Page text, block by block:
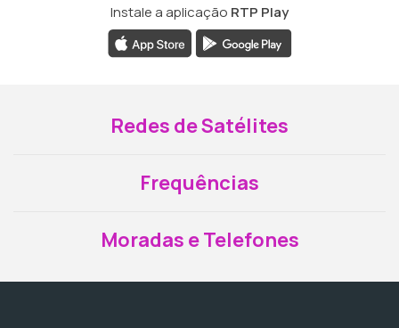
Instale a aplicação RTP Play
Redes de Satélites
Frequências
Moradas e Telefones